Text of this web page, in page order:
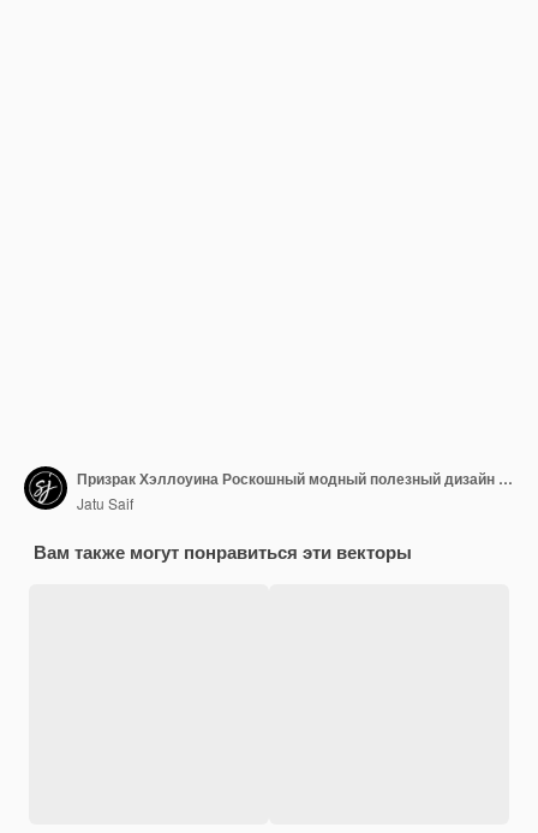
Призрак Хэллоуина Роскошный модный полезный дизайн привлекательный абстрактный векторный иллюстрационный рисунок
Jatu Saif
Вам также могут понравиться эти векторы